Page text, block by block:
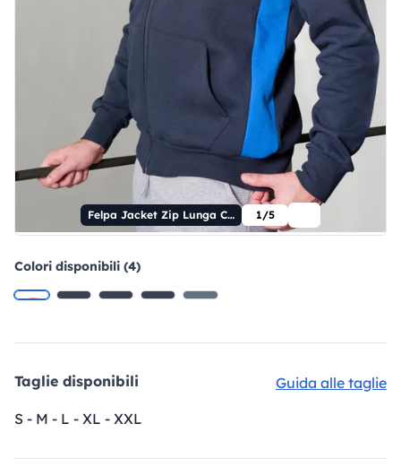
Felpa Jacket Zip Lunga Contrast 1/5
Colori disponibili (4)
Taglie disponibili
Guida alle taglie
S - M - L - XL - XXL